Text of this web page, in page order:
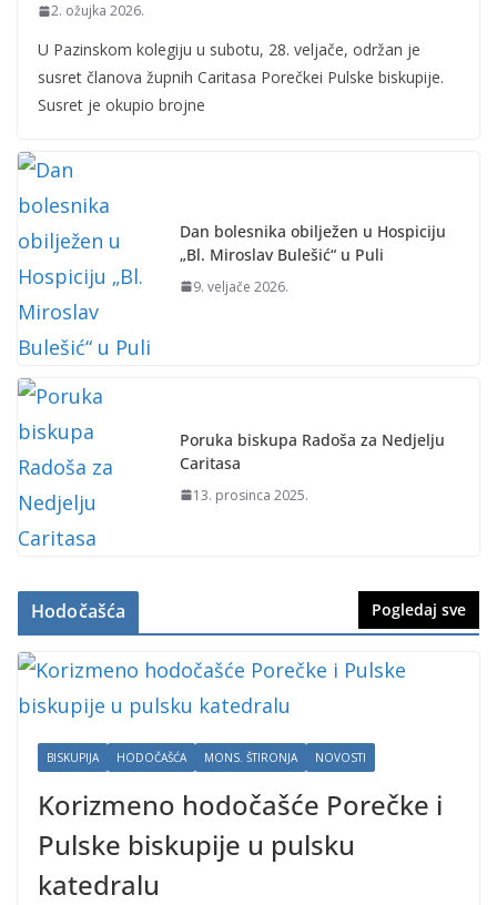
2. ožujka 2026.
U Pazinskom kolegiju u subotu, 28. veljače, održan je
susret članova župnih Caritasa Porečkei Pulske biskupije.
Susret je okupio brojne
Dan bolesnika obilježen u Hospiciju
„Bl. Miroslav Bulešić“ u Puli
9. veljače 2026.
Poruka biskupa Radoša za Nedjelju
Caritasa
13. prosinca 2025.
Hodočašća Pogledaj sve
BISKUPIJA HODOČAŠĆA MONS. ŠTIRONJA NOVOSTI
Korizmeno hodočašće Porečke i
Pulske biskupije u pulsku
katedralu